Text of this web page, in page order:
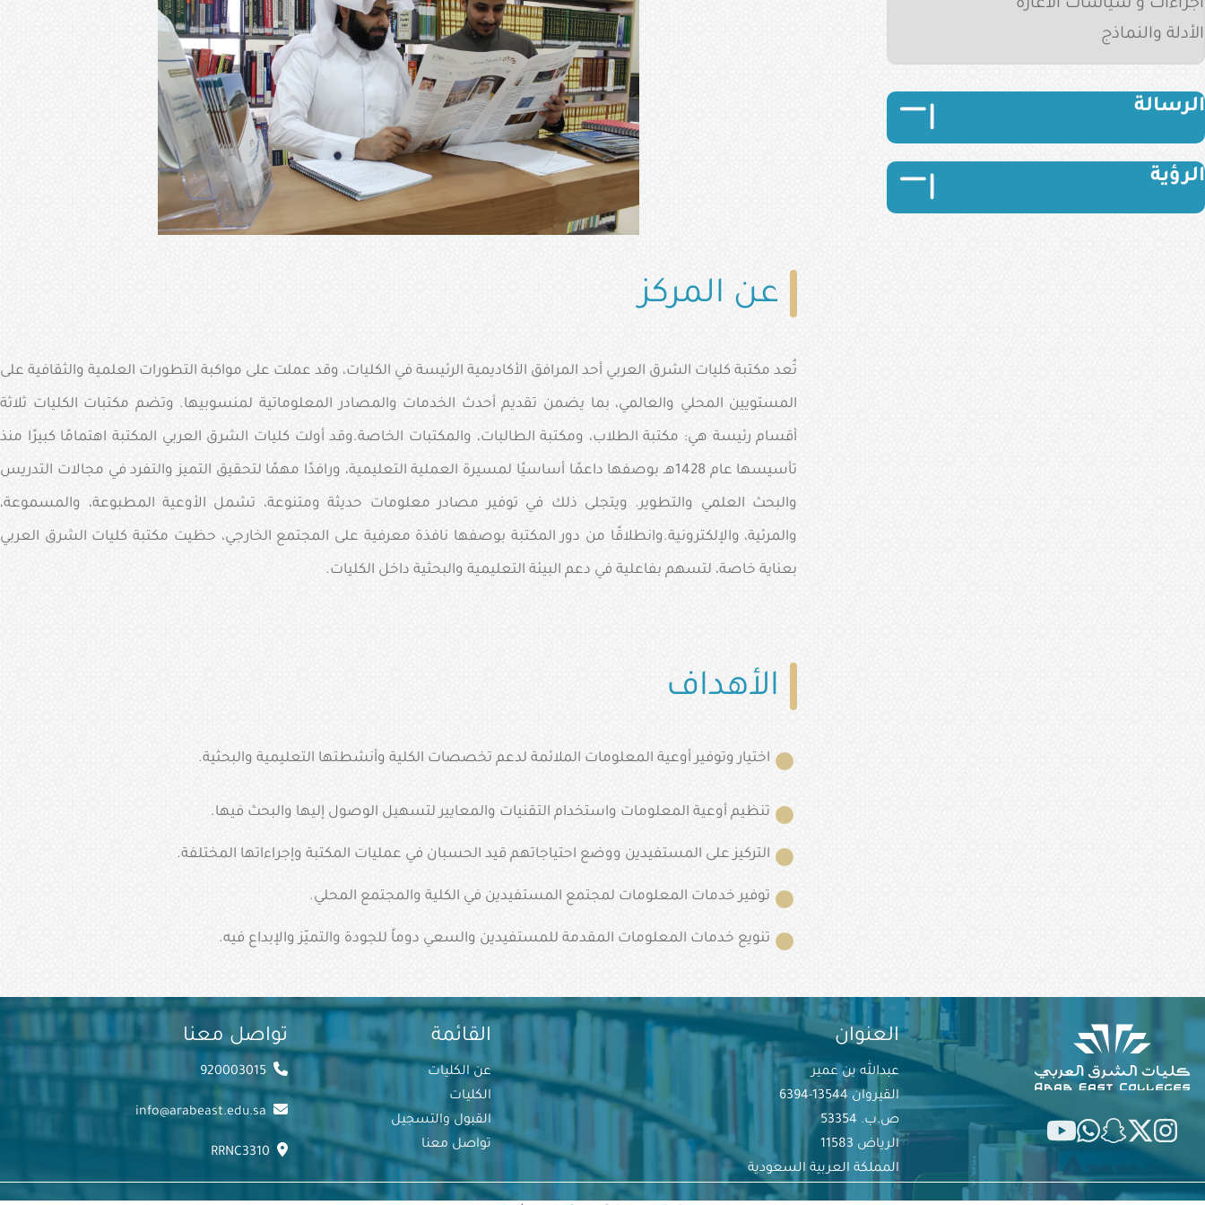
اجراءات و سياسات الاعارة
الأدلة والنماذج
الرسالة
الرؤية
عن المركز
تُعد مكتبة كليات الشرق العربي أحد المرافق الأكاديمية الرئيسة في الكليات، وقد عملت على مواكبة التطورات العلمية والثقافية على
المستويين المحلي والعالمي، بما يضمن تقديم أحدث الخدمات والمصادر المعلوماتية لمنسوبيها. وتضم مكتبات الكليات ثلاثة
أقسام رئيسة هي: مكتبة الطلاب، ومكتبة الطالبات، والمكتبات الخاصة.وقد أولت كليات الشرق العربي المكتبة اهتمامًا كبيرًا منذ
تأسيسها عام 1428هـ بوصفها داعمًا أساسيًا لمسيرة العملية التعليمية، ورافدًا مهمًا لتحقيق التميز والتفرد في مجالات التدريس
والبحث العلمي والتطوير. ويتجلى ذلك في توفير مصادر معلومات حديثة ومتنوعة، تشمل الأوعية المطبوعة، والمسموعة،
والمرئية، والإلكترونية.وانطلاقًا من دور المكتبة بوصفها نافذة معرفية على المجتمع الخارجي، حظيت مكتبة كليات الشرق العربي
بعناية خاصة، لتسهم بفاعلية في دعم البيئة التعليمية والبحثية داخل الكليات.
الأهداف
اختيار وتوفير أوعية المعلومات الملائمة لدعم تخصصات الكلية وأنشطتها التعليمية والبحثية.
تنظيم أوعية المعلومات واستخدام التقنيات والمعايير لتسهيل الوصول إليها والبحث فيها.
التركيز على المستفيدين ووضع احتياجاتهم قيد الحسبان في عمليات المكتبة وإجراءاتها المختلفة.
توفير خدمات المعلومات لمجتمع المستفيدين في الكلية والمجتمع المحلي.
تنويع خدمات المعلومات المقدمة للمستفيدين والسعي دوماً للجودة والتميّز والإبداع فيه.
العنوان
عبدالله بن عمير
القيروان 13544-6394
ص.ب. 53354
الرياض 11583
المملكة العربية السعودية
القائمة
عن الكليات
الكليات
القبول والتسجيل
تواصل معنا
تواصل معنا
920003015
info@arabeast.edu.sa
RRNC3310